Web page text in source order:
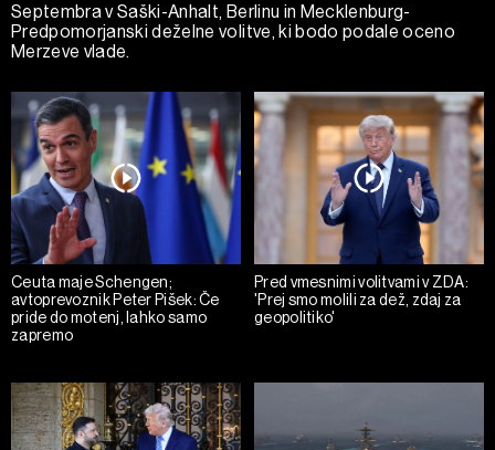
Septembra v Saški-Anhalt, Berlinu in Mecklenburg-
Predpomorjanski deželne volitve, ki bodo podale oceno
Merzeve vlade.
Ceuta maje Schengen;
avtoprevoznik Peter Pišek: Če
pride do motenj, lahko samo
zapremo
Pred vmesnimi volitvami v ZDA:
'Prej smo molili za dež, zdaj za
geopolitiko'